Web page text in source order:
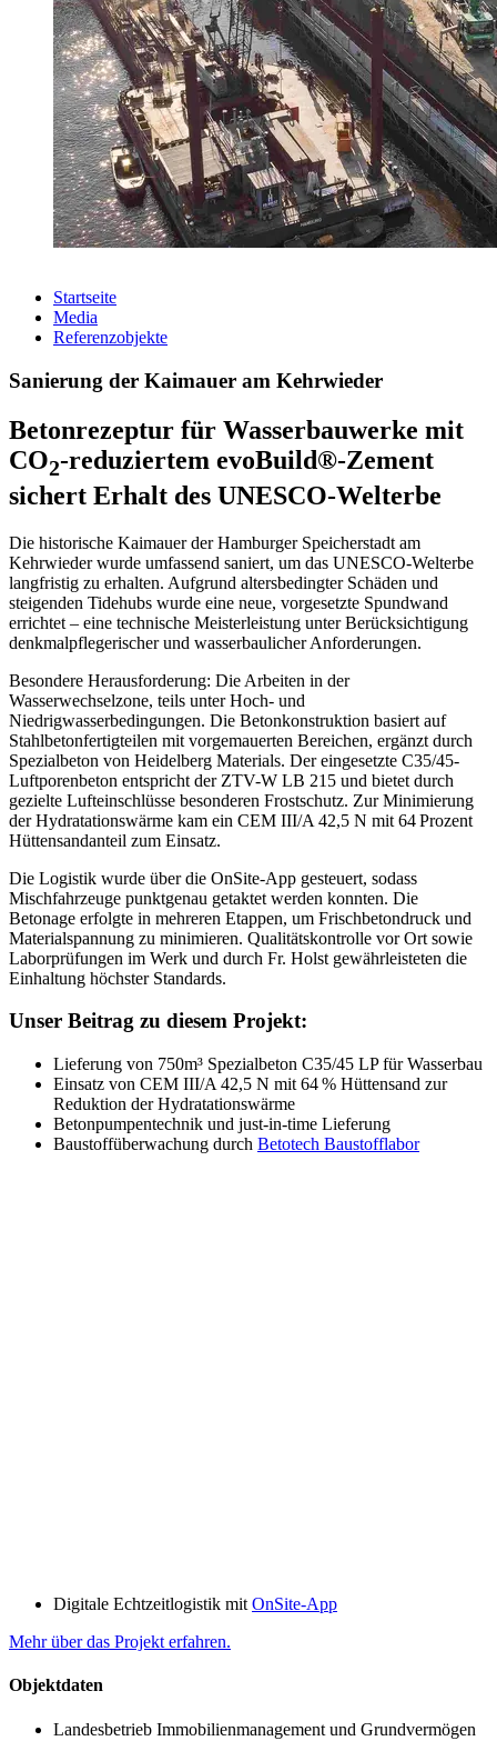
Startseite
Media
Referenzobjekte
Sanierung der Kaimauer am Kehrwieder
Betonrezeptur für Wasserbauwerke mit
CO2-reduziertem evoBuild®-Zement
sichert Erhalt des UNESCO-Welterbe
Die historische Kaimauer der Hamburger Speicherstadt am
Kehrwieder wurde umfassend saniert, um das UNESCO-Welterbe
langfristig zu erhalten. Aufgrund altersbedingter Schäden und
steigenden Tidehubs wurde eine neue, vorgesetzte Spundwand
errichtet – eine technische Meisterleistung unter Berücksichtigung
denkmalpflegerischer und wasserbaulicher Anforderungen.
Besondere Herausforderung: Die Arbeiten in der
Wasserwechselzone, teils unter Hoch- und
Niedrigwasserbedingungen. Die Betonkonstruktion basiert auf
Stahlbetonfertigteilen mit vorgemauerten Bereichen, ergänzt durch
Spezialbeton von Heidelberg Materials. Der eingesetzte C35/45-
Luftporenbeton entspricht der ZTV-W LB 215 und bietet durch
gezielte Lufteinschlüsse besonderen Frostschutz. Zur Minimierung
der Hydratationswärme kam ein CEM III/A 42,5 N mit 64 Prozent
Hüttensandanteil zum Einsatz.
Die Logistik wurde über die OnSite-App gesteuert, sodass
Mischfahrzeuge punktgenau getaktet werden konnten. Die
Betonage erfolgte in mehreren Etappen, um Frischbetondruck und
Materialspannung zu minimieren. Qualitätskontrolle vor Ort sowie
Laborprüfungen im Werk und durch Fr. Holst gewährleisteten die
Einhaltung höchster Standards.
Unser Beitrag zu diesem Projekt:
Lieferung von 750m³ Spezialbeton C35/45 LP für Wasserbau
Einsatz von CEM III/A 42,5 N mit 64 % Hüttensand zur
Reduktion der Hydratationswärme
Betonpumpentechnik und just-in-time Lieferung
Baustoffüberwachung durch Betotech Baustofflabor
Digitale Echtzeitlogistik mit OnSite-App
Mehr über das Projekt erfahren.
Objektdaten
Landesbetrieb Immobilienmanagement und Grundvermögen